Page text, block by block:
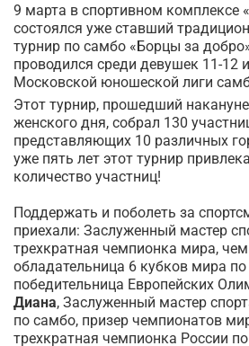
9 марта в спортивном
состоялся уже ставший
турнир по самбо «Борцы за
проводился среди девушек 11-12
Московской юношеской лиги
Этот турнир, прошедший
женского дня, собрал 130
представляющих 10 различных
уже пять лет этот турнир
количество участниц!
Поддержать и поболеть за
приехали: Заслуженный мастер
трехкратная чемпионка мира,
обладательница 6 кубков мира
победительница Европейских
Диана, Заслуженный мастер
по самбо, призер чемпионатов
трехкратная чемпионка России